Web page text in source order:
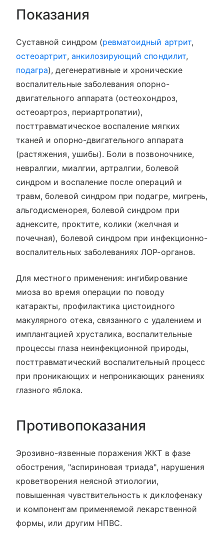
Показания
Суставной синдром (ревматоидный артрит,
остеоартрит, анкилозирующий спондилит,
подагра), дегенеративные и хронические
воспалительные заболевания опорно-
двигательного аппарата (остеохондроз,
остеоартроз, периартропатии),
посттравматическое воспаление мягких
тканей и опорно-двигательного аппарата
(растяжения, ушибы). Боли в позвоночнике,
невралгии, миалгии, артралгии, болевой
синдром и воспаление после операций и
травм, болевой синдром при подагре, мигрень,
альгодисменорея, болевой синдром при
аднексите, проктите, колики (желчная и
почечная), болевой синдром при инфекционно-
воспалительных заболеваниях ЛОР-органов.
Для местного применения: ингибирование
миоза во время операции по поводу
катаракты, профилактика цистоидного
макулярного отека, связанного с удалением и
имплантацией хрусталика, воспалительные
процессы глаза неинфекционной природы,
посттравматический воспалительный процесс
при проникающих и непроникающих ранениях
глазного яблока.
Противопоказания
Эрозивно-язвенные поражения ЖКТ в фазе
обострения, "аспириновая триада", нарушения
кроветворения неясной этиологии,
повышенная чувствительность к диклофенаку
и компонентам применяемой лекарственной
формы, или другим НПВС.